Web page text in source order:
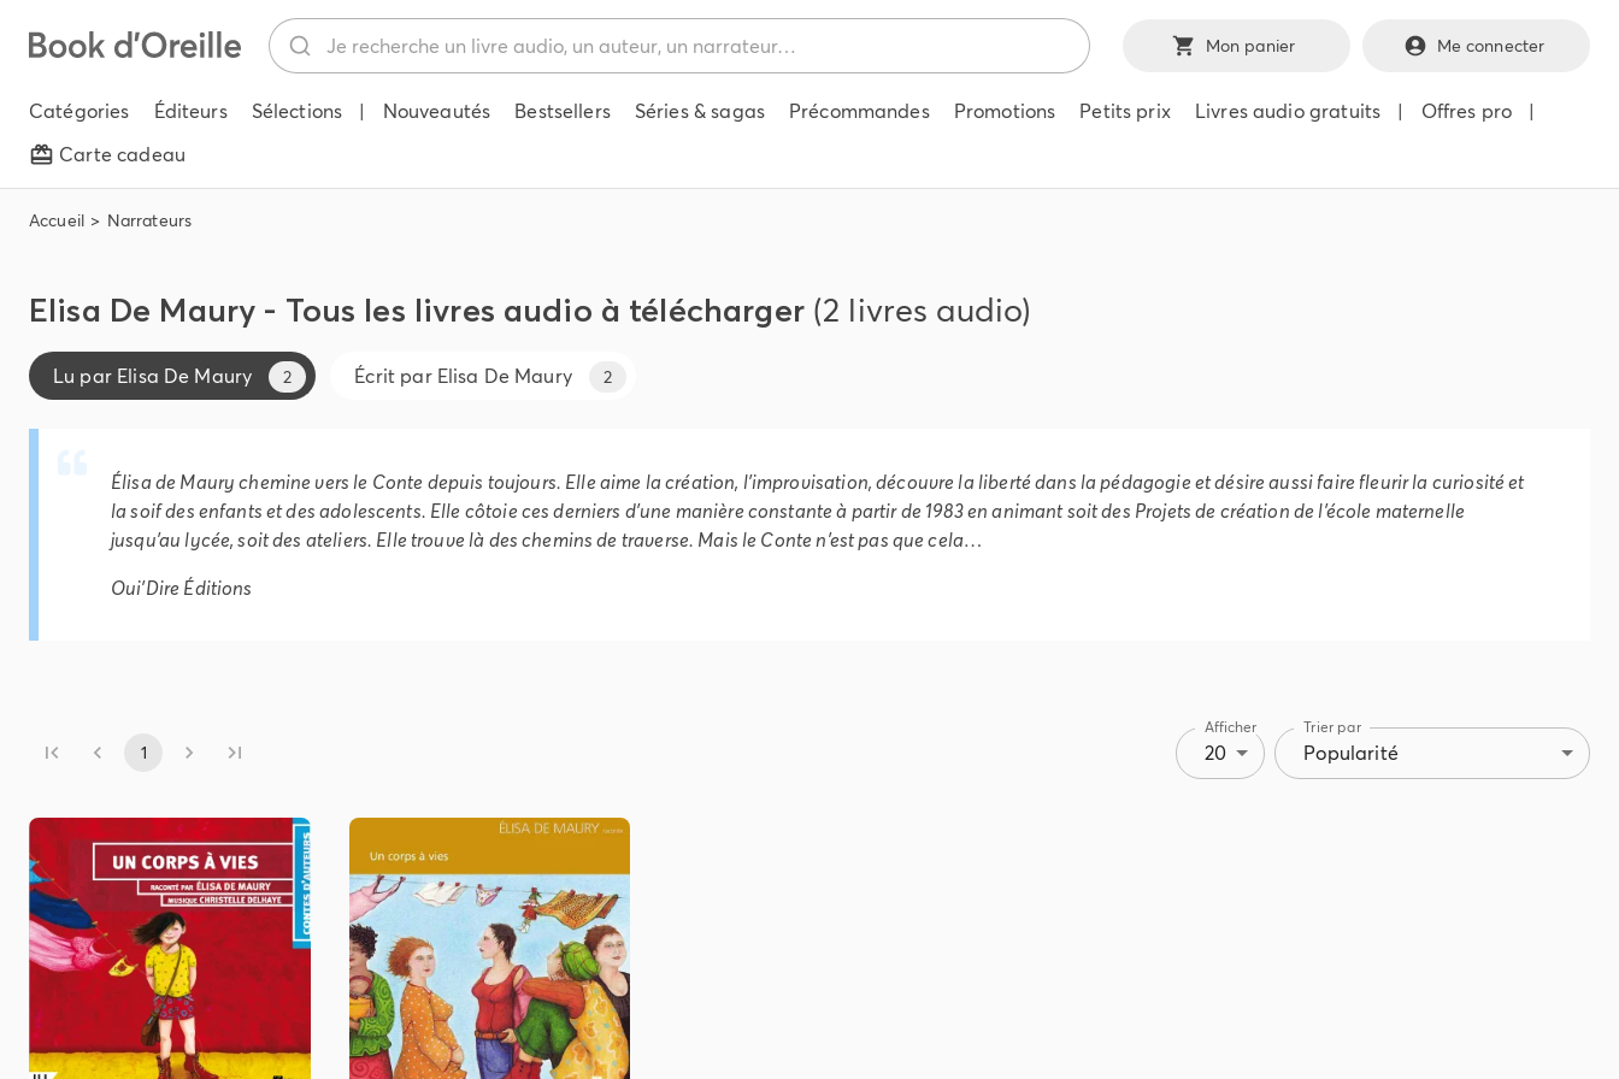
Mon panier Me connecter
Catégories Éditeurs Sélections | Nouveautés Bestsellers Séries & sagas Précommandes Promotions Petits prix Livres audio gratuits | Offres pro
|
Carte cadeau
Accueil Narrateurs
Elisa De Maury - Tous les livres audio à télécharger (2 livres audio)
Lu par Elisa De Maury 2 Écrit par Elisa De Maury 2
Élisa de Maury chemine vers le Conte depuis toujours. Elle aime la création, l'improvisation, découvre la liberté dans la pédagogie et désire aussi faire fleurir la curiosité et
la soif des enfants et des adolescents. Elle côtoie ces derniers d'une manière constante à partir de 1983 en animant soit des Projets de création de l'école maternelle
jusqu'au lycée, soit des ateliers. Elle trouve là des chemins de traverse. Mais le Conte n'est pas que cela…
Oui'Dire Éditions
1
Afficher
20
Trier par
Popularité